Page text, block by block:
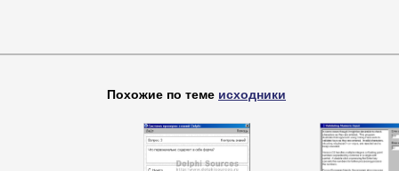
Похожие по теме исходники